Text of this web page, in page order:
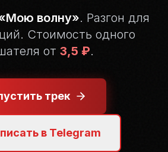
волну». Разгон для
Стоимость одного
от 3,5 ₽.
трек
в Telegram